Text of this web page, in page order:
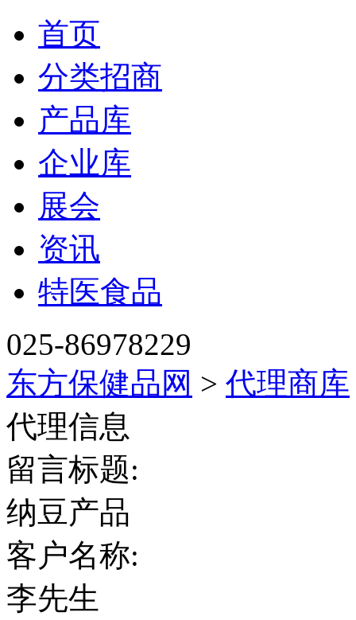
首页
分类招商
产品库
企业库
展会
资讯
特医食品
025-86978229
东方保健品网 > 代理商库
代理信息
留言标题:
纳豆产品
客户名称:
李先生